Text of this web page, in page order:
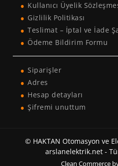
Kullanıcı Üyelik
Gizlilik Politikası
Teslimat – İptal ve İade
Ödeme Bildirim Formu
Siparişler
Adres
Hesap detayları
Şifremi unuttum
© HAKTAN Otomasyon ve
arslanelektrik.net -
Clean Commerce